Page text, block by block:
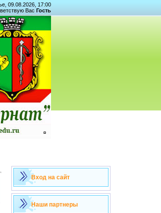
09.08.2026, 17:00
Вас Гость
Вход на сайт
Наши партнеры